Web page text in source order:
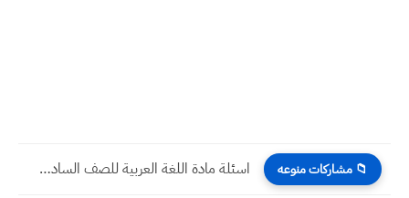
📁 مشاركات منوعه اسئلة مادة اللغة العربية للصف السادس الابتدائي 2022 دور اول